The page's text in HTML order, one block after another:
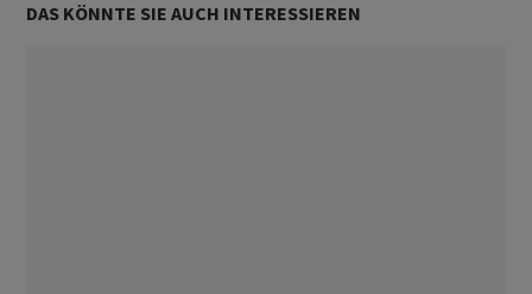
DAS KÖNNTE SIE AUCH INTERESSIEREN